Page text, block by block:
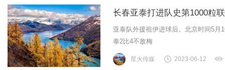
长春亚泰打进队史第1000粒
亚泰队外援祖伊进球后。北京时间5月
泰2比4不敌梅
星火传媒 2023-06-12